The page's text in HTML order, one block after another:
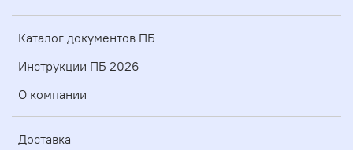
Каталог документов ПБ
Инструкции ПБ 2026
О компании
Доставка